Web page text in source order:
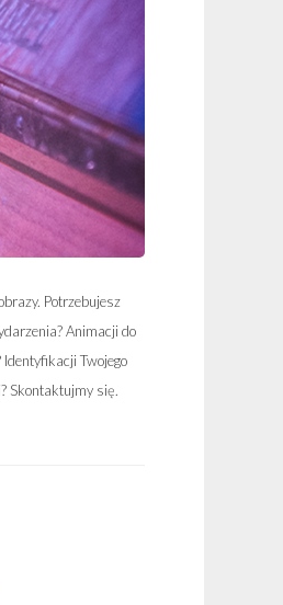
Potrzebujesz
Animacji do
Twojego
Skontaktujmy się.